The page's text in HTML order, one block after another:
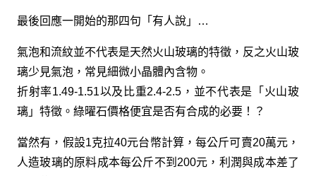
最後回應一開始的那四句「有人說」…
氣泡和流紋並不代表是天然火山玻璃的特徵，反之火山玻
璃少見氣泡，常見細微小晶體內含物。
折射率1.49-1.51以及比重2.4-2.5，並不代表是「火山玻
璃」特徵。綠曜石價格便宜是否有合成的必要！？
當然有，假設1克拉40元台幣計算，每公斤可賣20萬元，
人造玻璃的原料成本每公斤不到200元，利潤與成本差了